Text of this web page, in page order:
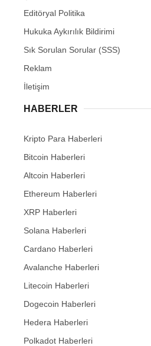
Editöryal Politika
Hukuka Aykırılık Bildirimi
Sık Sorulan Sorular (SSS)
Reklam
İletişim
HABERLER
Kripto Para Haberleri
Bitcoin Haberleri
Altcoin Haberleri
Ethereum Haberleri
XRP Haberleri
Solana Haberleri
Cardano Haberleri
Avalanche Haberleri
Litecoin Haberleri
Dogecoin Haberleri
Hedera Haberleri
Polkadot Haberleri